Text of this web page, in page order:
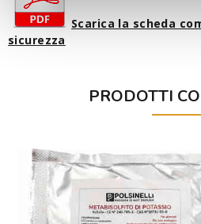
Scarica la scheda
sicurezza
PRODOTTI